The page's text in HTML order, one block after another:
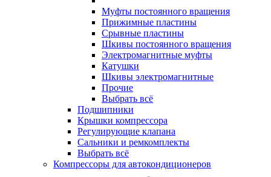
Муфты постоянного вращения
Прижимные пластины
Срывные пластины
Шкивы постоянного вращения
Электромагнитные муфты
Катушки
Шкивы электромагнитные
Прочие
Выбрать всё
Подшипники
Крышки компрессора
Регулирующие клапана
Сальники и ремкомплекты
Выбрать всё
Компрессоры для автокондиционеров